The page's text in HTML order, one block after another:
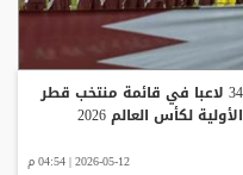
34 لاعبا في قائمة منتخب قطر
الأولية لكأس العالم 2026
2026-05-12 | 04:54 م